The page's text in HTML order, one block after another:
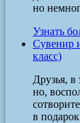
но
Узнать
Сувенир
класс)
Друзья, в
но,
в